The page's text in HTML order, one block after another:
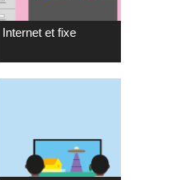
Internet et fixe